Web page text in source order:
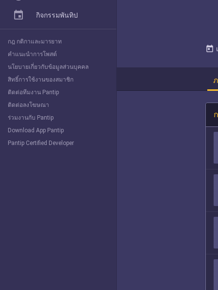
today
Explore
กิจกรรมพันทิป
กฎ กติกาและมารยาท
คำแนะนำการโพสต์
นโยบายเกี่ยวกับข้อมูลส่วนบุคคล
สิทธิ์การใช้งานของสมาชิก
ติดต่อทีมงาน Pantip
ติดต่อลงโฆษณา
ร่วมงานกับ Pantip
Download App Pantip
Pantip Certified Developer